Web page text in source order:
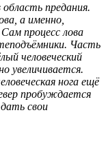
предания.
а именно,
процесс лова
Часть
человеческий
увеличивается.
нога ещё
пробуждается
свои